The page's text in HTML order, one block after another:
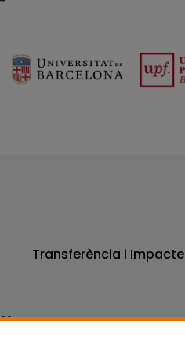
Transferència i Impacte